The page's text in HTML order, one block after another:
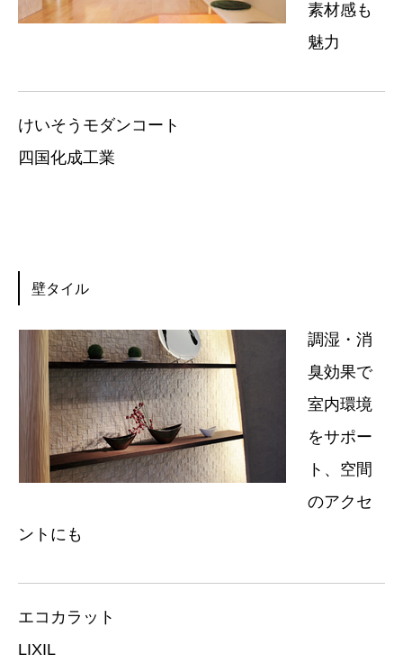
素材感も
魅力
けいそうモダンコート
四国化成工業
壁タイル
調湿・消
臭効果で
室内環境
をサポー
ト、空間
のアクセ
ントにも
エコカラット
LIXIL